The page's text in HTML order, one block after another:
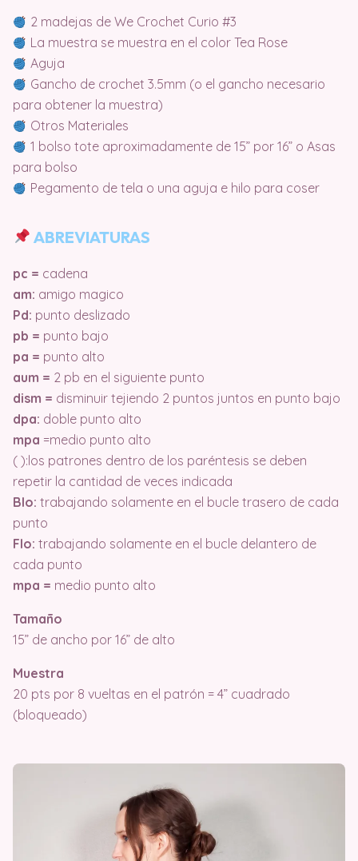
2 madejas de We Crochet Curio #3
La muestra se muestra en el color Tea Rose
Aguja
Gancho de crochet 3.5mm (o el gancho necesario
para obtener la muestra)
Otros Materiales
1 bolso tote aproximadamente de 15” por 16” o Asas
para bolso
Pegamento de tela o una aguja e hilo para coser
ABREVIATURAS
pc = cadena
am: amigo magico
Pd: punto deslizado
pb = punto bajo
pa = punto alto
aum = 2 pb en el siguiente punto
dism = disminuir tejiendo 2 puntos juntos en punto bajo
dpa: doble punto alto
mpa =medio punto alto
( ):los patrones dentro de los paréntesis se deben
repetir la cantidad de veces indicada
Blo: trabajando solamente en el bucle trasero de cada
punto
Flo: trabajando solamente en el bucle delantero de
cada punto
mpa = medio punto alto
Tamaño
15” de ancho por 16” de alto
Muestra
20 pts por 8 vueltas en el patrón = 4” cuadrado
(bloqueado)